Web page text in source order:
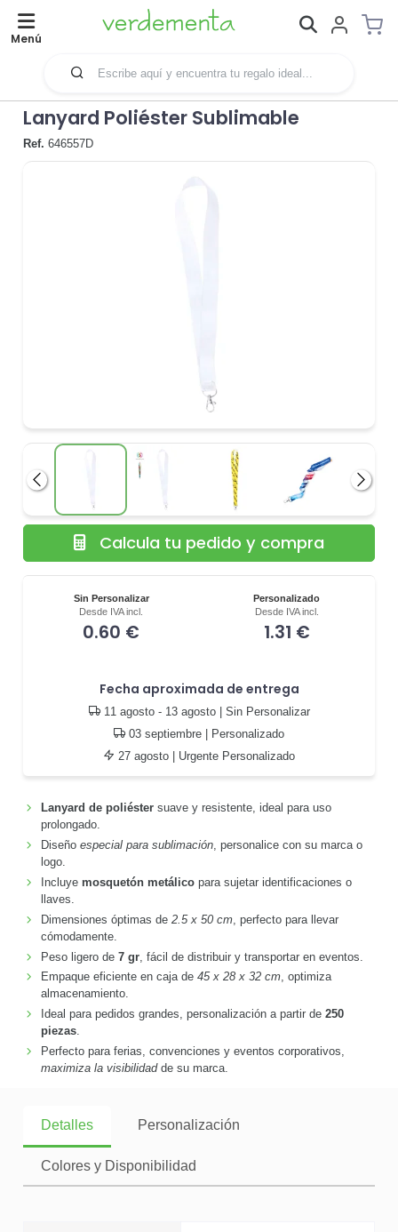
Menú
Lanyard Poliéster Sublimable
Ref. 646557D
Anterior
Sin Personalizar
Desde IVA incl.
0.60 €
Personalizado
Desde IVA incl.
1.31 €
Fecha aproximada de entrega
11 agosto - 13 agosto| Sin Personalizar
03 septiembre | Personalizado
27 agosto | Urgente Personalizado
Calcula tu pedido y compra
Lanyard de poliéstersuave y resistente, ideal para uso
prolongado.
Diseño especial para sublimación, personalice con su marca o
logo.
Incluye mosquetón metálicopara sujetar identificaciones o
llaves.
Dimensiones óptimas de 2.5 x 50 cm, perfecto para llevar
cómodamente.
Peso ligero de 7 gr, fácil de distribuir y transportar en eventos.
Empaque eficiente en caja de 45 x 28 x 32 cm, optimiza
almacenamiento.
Ideal para pedidos grandes, personalización a partir de 250
piezas.
Perfecto para ferias, convenciones y eventos corporativos,
maximiza la visibilidadde su marca.
Detalles Personalización
Colores y Disponibilidad